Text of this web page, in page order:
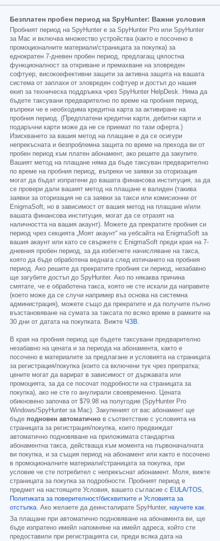
Безплатен пробен период на SpyHunter: Важни условия
Пробният период на SpyHunter е за SpyHunter Pro или SpyHunter
за Mac и включва множество устройства (както е посочено в
промоционалните материали/страницата за покупка) за
еднократен 7-дневен пробен период, предлагащ цялостна
функционалност за откриване и премахване на зловреден
софтуер, високоефективни защити за активна защита на вашата
система от заплахи от зловреден софтуер и достъп до нашия
екип за техническа поддръжка чрез SpyHunter HelpDesk. Няма да
бъдете таксувани предварително по време на пробния период,
въпреки че е необходима кредитна карта за активиране на
пробния период. (Предплатени кредитни карти, дебитни карти и
подаръчни карти може да не се приемат по тази оферта.)
Изискването за вашия метод на плащане е да се осигури
непрекъсната и безпроблемна защита по време на прехода ви от
пробен период към платен абонамент, ако решите да закупите.
Вашият метод на плащане няма да бъде таксуван предварително
по време на пробния период, въпреки че заявки за оторизация
могат да бъдат изпратени до вашата финансова институция, за да
се провери дали вашият метод на плащане е валиден (такива
заявки за оторизация не са заявки за такси или комисионни от
EnigmaSoft, но в зависимост от вашия метод на плащане и/или
вашата финансова институция, могат да се отразят на
наличността на вашия акаунт). Можете да прекратите пробния си
период чрез секцията „Моят акаунт“ на уебсайта на EnigmaSoft за
вашия акаунт или като се свържете с EnigmaSoft преди края на 7-
дневния пробен период, за да избегнете начисляване на такса,
която да бъде обработена веднага след изтичането на пробния
период. Ако решите да прекратите пробния си период, незабавно
ще загубите достъп до SpyHunter. Ако по някаква причина
смятате, че е обработена такса, която не сте искали да направите
(което може да се случи например въз основа на системна
администрация), можете също да прекратите и да получите пълно
възстановяване на сумата за таксата по всяко време в рамките на
30 дни от датата на покупката. Вижте ЧЗВ.
В края на пробния период ще бъдете таксувани предварително
незабавно на цената и за периода на абонамента, както е
посочено в материалите за предлагане и условията на страницата
за регистрация/покупка (които са включени тук чрез препратка;
цените могат да варират в зависимост от държавата или
промоцията, за да се посочат подробности на страницата за
покупка), ако не сте го анулирали своевременно. Цената
обикновено започва от $79.98 на полугодие (SpyHunter Pro
Windows/SpyHunter за Mac). Закупеният от вас абонамент ще
бъде подновен автоматично в съответствие с условията на
страницата за регистрация/покупка, които предвиждат
автоматично подновяване на приложимата стандартна
абонаментна такса, действаща към момента на първоначалната
ви покупка, и за същия период на абонамент или както е посочено
в промоционалните материали/страницата за покупка, при
условие че сте потребител с непрекъснат абонамент. Моля, вижте
страницата за покупка за подробности. Пробният период е
предмет на настоящите Условия, вашето съгласие с EULA/TOS,
Политиката за поверителност/бисквитките и Условията за
отстъпка. Ако желаете да деинсталирате SpyHunter, научете как.
За плащане при автоматично подновяване на абонамента ви, ще
бъде изпратено имейл напомняне на имейл адреса, който сте
предоставили при регистрацията си, преди всяка дата на